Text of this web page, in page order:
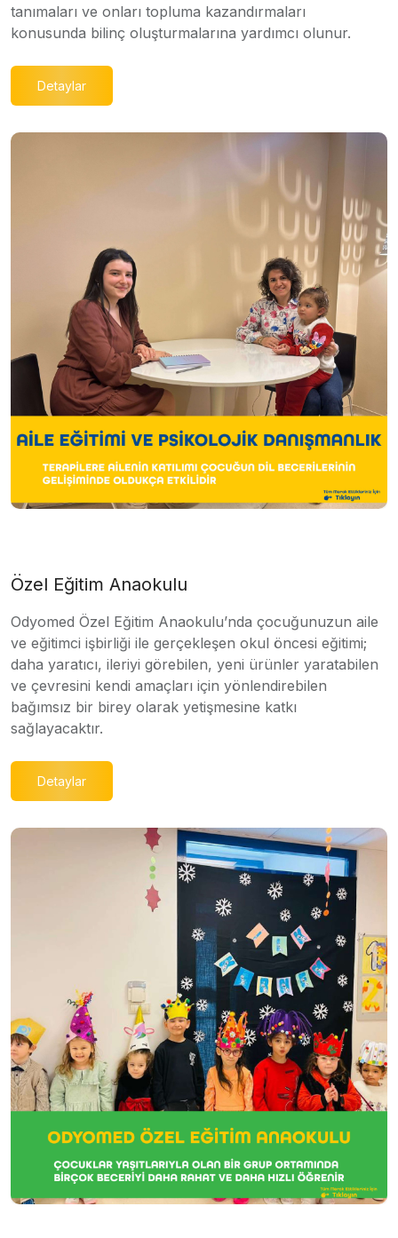
tanımaları ve onları topluma kazandırmaları
konusunda bilinç oluşturmalarına yardımcı olunur.
Detaylar
Özel Eğitim Anaokulu
Odyomed Özel Eğitim Anaokulu’nda çocuğunuzun aile
ve eğitimci işbirliği ile gerçekleşen okul öncesi eğitimi;
daha yaratıcı, ileriyi görebilen, yeni ürünler yaratabilen
ve çevresini kendi amaçları için yönlendirebilen
bağımsız bir birey olarak yetişmesine katkı
sağlayacaktır.
Detaylar